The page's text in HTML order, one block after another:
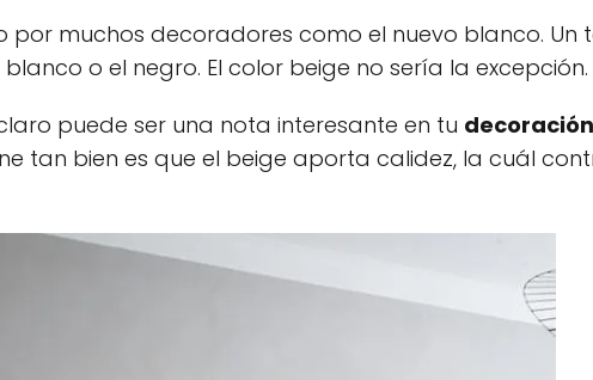
por muchos decoradores como el nuevo blanco. Un
o el negro. El color beige no sería la excepción.
puede ser una nota interesante en tu
tan bien es que el beige aporta calidez, la cuál